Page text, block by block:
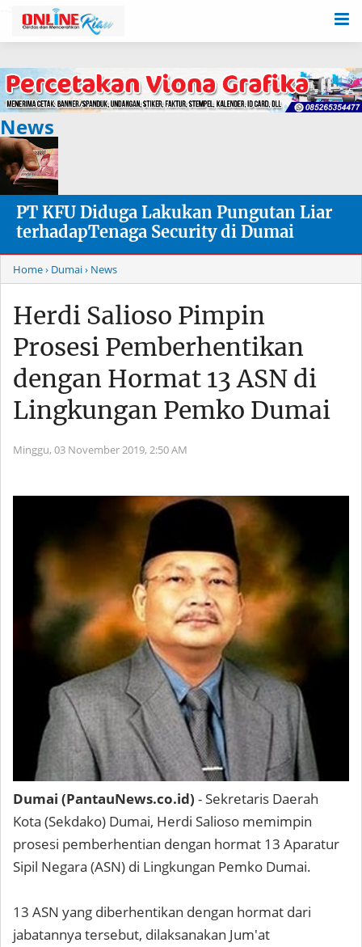
News
PT KFU Diduga Lakukan Pungutan Liar
terhadapTenaga Security di Dumai
Home› Dumai› News
Herdi Salioso Pimpin
Prosesi Pemberhentikan
dengan Hormat 13 ASN di
Lingkungan Pemko Dumai
Minggu, 03 November 2019, 2:50 AM
Dumai (PantauNews.co.id) - Sekretaris Daerah
Kota (Sekdako) Dumai, Herdi Salioso memimpin
prosesi pemberhentian dengan hormat 13 Aparatur
Sipil Negara (ASN) di Lingkungan Pemko Dumai.
13 ASN yang diberhentikan dengan hormat dari
jabatannya tersebut, dilaksanakan Jum'at